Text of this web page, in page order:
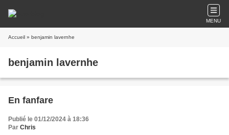
MENU
Accueil » benjamin lavernhe
benjamin lavernhe
En fanfare
Publié le 01/12/2024 à 18:36
Par Chris